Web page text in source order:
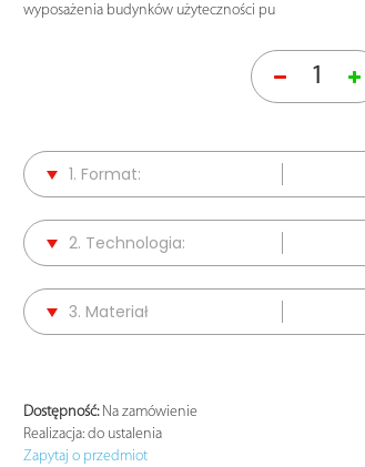
wyposażenia budynków użyteczności pu
1. Format:
2. Technologia:
3. Materiał
Dostępność:Na zamówienie
Realizacja: do ustalenia
Zapytaj o przedmiot